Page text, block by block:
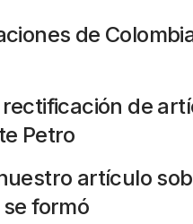
de
de
Petro
artículo
formó